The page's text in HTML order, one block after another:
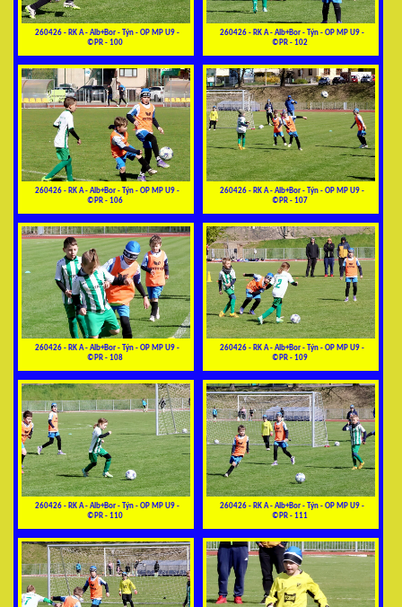
260426 - RK A - Alb+Bor - Týn - OP MP U9 -
©PR - 100
260426 - RK A - Alb+Bor - Týn - OP MP U9 -
©PR - 102
260426 - RK A - Alb+Bor - Týn - OP MP U9 -
©PR - 106
260426 - RK A - Alb+Bor - Týn - OP MP U9 -
©PR - 107
260426 - RK A - Alb+Bor - Týn - OP MP U9 -
©PR - 108
260426 - RK A - Alb+Bor - Týn - OP MP U9 -
©PR - 109
260426 - RK A - Alb+Bor - Týn - OP MP U9 -
©PR - 110
260426 - RK A - Alb+Bor - Týn - OP MP U9 -
©PR - 111